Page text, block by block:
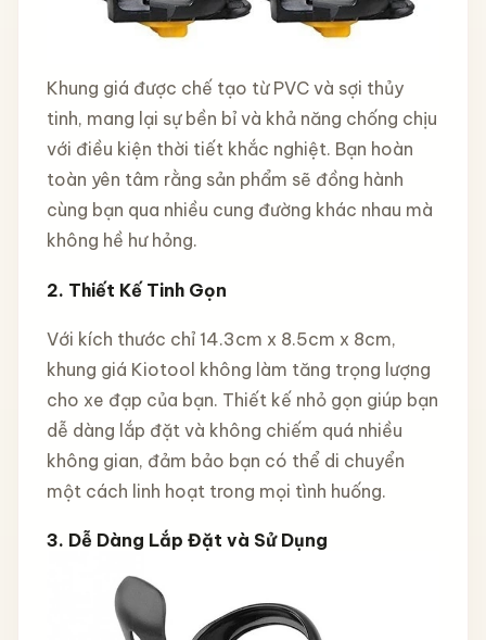
Khung giá được chế tạo từ PVC và sợi thủy
tinh, mang lại sự bền bỉ và khả năng chống chịu
với điều kiện thời tiết khắc nghiệt. Bạn hoàn
toàn yên tâm rằng sản phẩm sẽ đồng hành
cùng bạn qua nhiều cung đường khác nhau mà
không hề hư hỏng.
2. Thiết Kế Tinh Gọn
Với kích thước chỉ 14.3cm x 8.5cm x 8cm,
khung giá Kiotool không làm tăng trọng lượng
cho xe đạp của bạn. Thiết kế nhỏ gọn giúp bạn
dễ dàng lắp đặt và không chiếm quá nhiều
không gian, đảm bảo bạn có thể di chuyển
một cách linh hoạt trong mọi tình huống.
3. Dễ Dàng Lắp Đặt và Sử Dụng